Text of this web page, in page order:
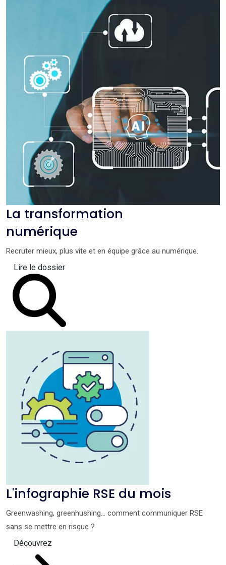
La transformation
numérique
Recruter mieux, plus vite et en équipe grâce au numérique.
Lire le dossier
L'infographie RSE du mois
Greenwashing, greenhushing… comment communiquer RSE
sans se mettre en risque ?
Découvrez